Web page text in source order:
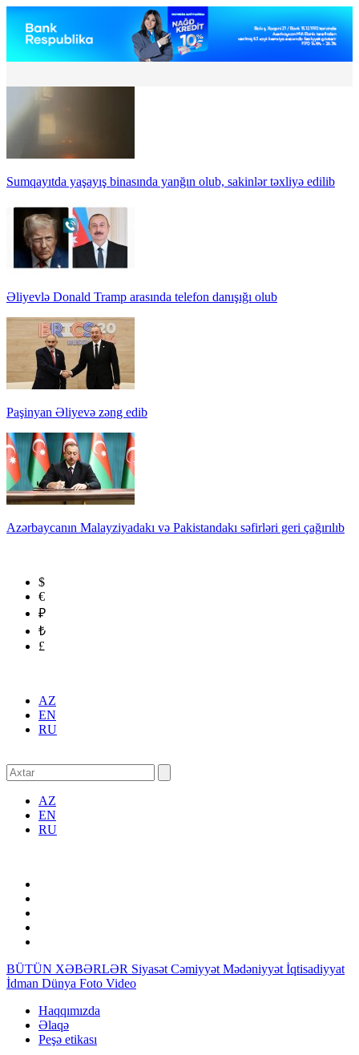
Sumqayıtda yaşayış binasında yanğın olub, sakinlər təxliyə edilib
Əliyevlə Donald Tramp arasında telefon danışığı olub
Paşinyan Əliyevə zəng edib
Azərbaycanın Malayziyadakı və Pakistandakı səfirləri geri çağırılıb
$
€
₽
₺
£
AZ
EN
RU
AZ
EN
RU
BÜTÜN XƏBƏRLƏR Siyasət Cəmiyyət Mədəniyyət İqtisadiyyat
İdman Dünya Foto Video
Haqqımızda
Əlaqə
Peşə etikası